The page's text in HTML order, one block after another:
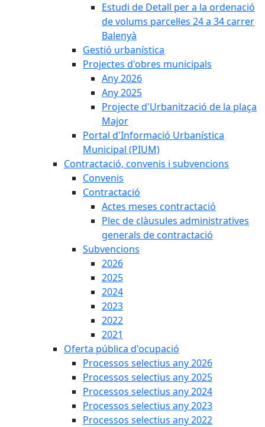
Estudi de Detall per a la ordenació
de volums parcel·les 24 a 34 carrer
Balenyà
Gestió urbanística
Projectes d'obres municipals
Any 2026
Any 2025
Projecte d'Urbanització de la plaça
Major
Portal d'Informació Urbanística
Municipal (PIUM)
Contractació, convenis i subvencions
Convenis
Contractació
Actes meses contractació
Plec de clàusules administratives
generals de contractació
Subvencions
2026
2025
2024
2023
2022
2021
Oferta pública d'ocupació
Processos selectius any 2026
Processos selectius any 2025
Processos selectius any 2024
Processos selectius any 2023
Processos selectius any 2022